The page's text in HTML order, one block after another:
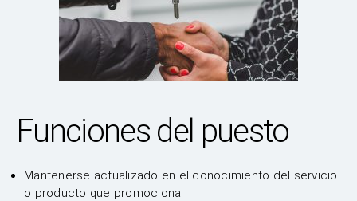
Funciones del puesto
Mantenerse actualizado en el conocimiento del servicio
o producto que promociona.